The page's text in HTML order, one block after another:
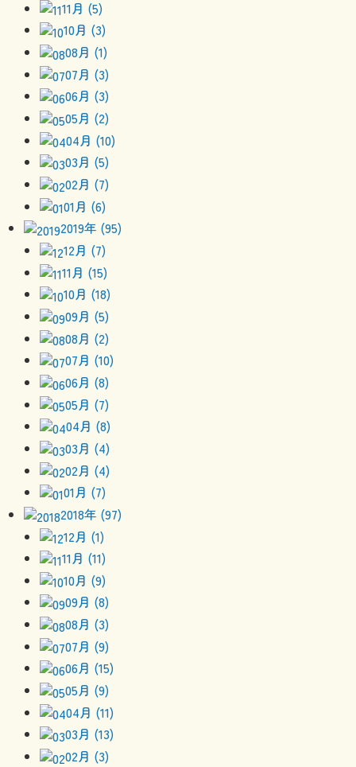
11月 (5)
10月 (3)
08月 (1)
07月 (3)
06月 (3)
05月 (2)
04月 (10)
03月 (5)
02月 (7)
01月 (6)
2019年 (95)
12月 (7)
11月 (15)
10月 (18)
09月 (5)
08月 (2)
07月 (10)
06月 (8)
05月 (7)
04月 (8)
03月 (4)
02月 (4)
01月 (7)
2018年 (97)
12月 (1)
11月 (11)
10月 (9)
09月 (8)
08月 (3)
07月 (9)
06月 (15)
05月 (9)
04月 (11)
03月 (13)
02月 (3)